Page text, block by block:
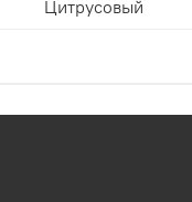
Цитрусовый